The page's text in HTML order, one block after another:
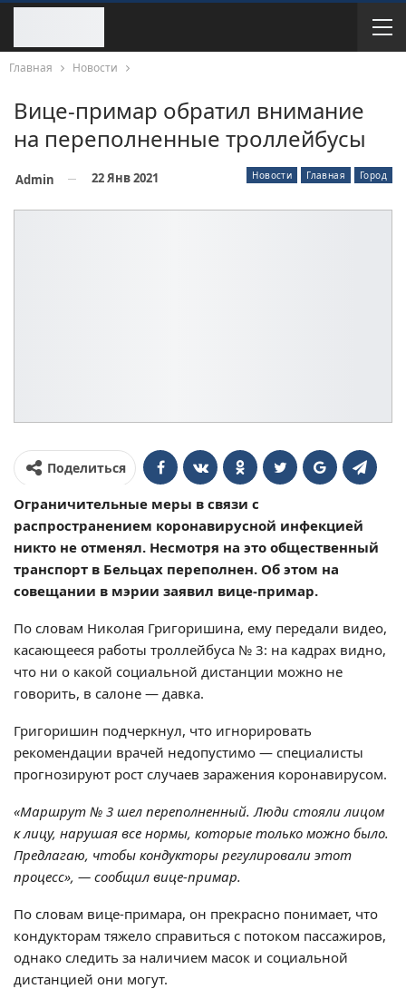
Главная Новости
Вице-примар обратил внимание
на переполненные троллейбусы
Новости Главная Город
Admin 22 Янв 2021
Поделиться
Ограничительные меры в связи с
распространением коронавирусной инфекцией
никто не отменял. Несмотря на это общественный
транспорт в Бельцах переполнен. Об этом на
совещании в мэрии заявил вице-примар.
По словам Николая Григоришина, ему передали видео,
касающееся работы троллейбуса № 3: на кадрах видно,
что ни о какой социальной дистанции можно не
говорить, в салоне — давка.
Григоришин подчеркнул, что игнорировать
рекомендации врачей недопустимо — специалисты
прогнозируют рост случаев заражения коронавирусом.
«Маршрут № 3 шел переполненный. Люди стояли лицом
к лицу, нарушая все нормы, которые только можно было.
Предлагаю, чтобы кондукторы регулировали этот
процесс», — сообщил вице-примар.
По словам вице-примара, он прекрасно понимает, что
кондукторам тяжело справиться с потоком пассажиров,
однако следить за наличием масок и социальной
дистанцией они могут.